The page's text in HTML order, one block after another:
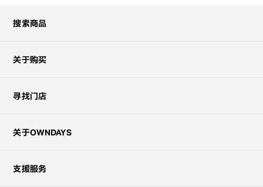
搜索商品
关于购买
寻找门店
关于OWNDAYS
支援服务